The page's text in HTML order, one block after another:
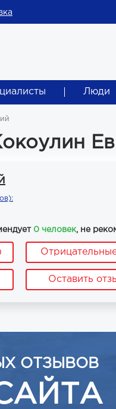
Люди
0 человек, не
Оставить
ОТЗЫВОВ